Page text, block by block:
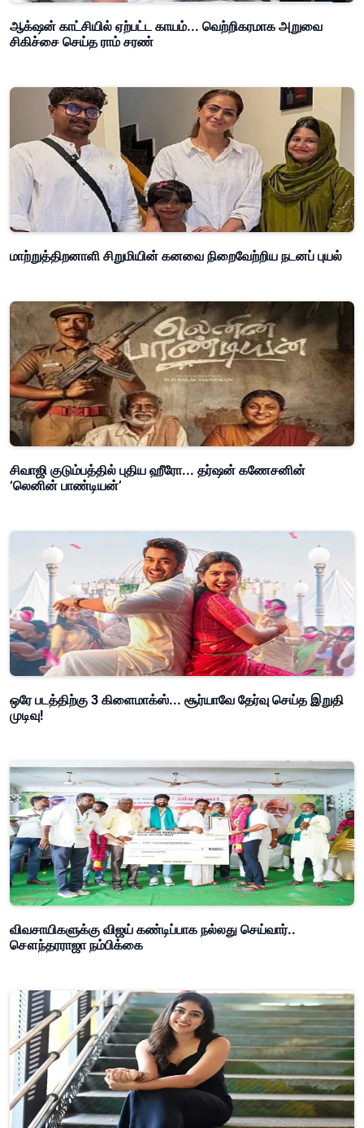
ஆக்‌ஷன் காட்சியில் ஏற்பட்ட காயம்... வெற்றிகரமாக அறுவை
சிகிச்சை செய்த ராம் சரண்
மாற்றுத்திறனாளி சிறுமியின் கனவை நிறைவேற்றிய நடனப் புயல்
சிவாஜி குடும்பத்தில் புதிய ஹீரோ... தர்ஷன் கணேசனின்
‘லெனின் பாண்டியன்’
ஒரே படத்திற்கு 3 கிளைமாக்ஸ்... சூர்யாவே தேர்வு செய்த இறுதி
முடிவு!
விவசாயிகளுக்கு விஜய் கண்டிப்பாக நல்லது செய்வார்..
சௌந்தரராஜா நம்பிக்கை